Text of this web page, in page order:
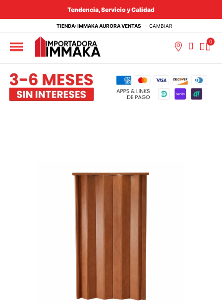
Tendencia, Servicio y Calidad
TIENDA: IMMAKA AURORA VENTAS — CAMBIAR